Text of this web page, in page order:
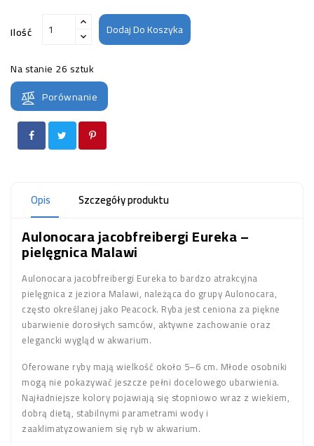
Ilość Dodaj Do Koszyka
Na stanie 26 sztuk
Porównanie
Opis Szczegóły produktu
Aulonocara jacobfreibergi Eureka –
pielęgnica Malawi
Aulonocara jacobfreibergi Eureka to bardzo atrakcyjna
pielęgnica z jeziora Malawi, należąca do grupy Aulonocara,
często określanej jako Peacock. Ryba jest ceniona za piękne
ubarwienie dorosłych samców, aktywne zachowanie oraz
elegancki wygląd w akwarium.
Oferowane ryby mają wielkość około 5–6 cm. Młode osobniki
mogą nie pokazywać jeszcze pełni docelowego ubarwienia.
Najładniejsze kolory pojawiają się stopniowo wraz z wiekiem,
dobrą dietą, stabilnymi parametrami wody i
zaaklimatyzowaniem się ryb w akwarium.